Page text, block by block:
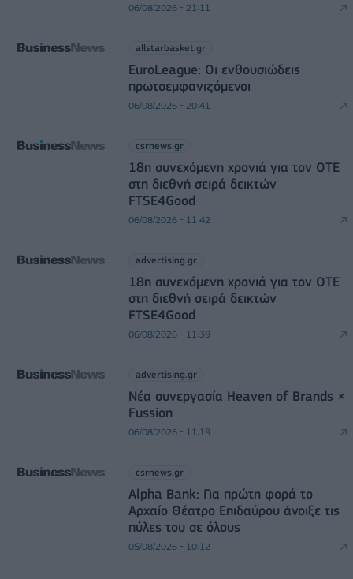
06/08/2026 - 21:11
allstarbasket.gr
EuroLeague: Οι ενθουσιώδεις
πρωτοεμφανιζόμενοι
06/08/2026 - 20:41
csrnews.gr
18η συνεχόμενη χρονιά για τον ΟΤΕ
στη διεθνή σειρά δεικτών
FTSE4Good
06/08/2026 - 11:42
advertising.gr
18η συνεχόμενη χρονιά για τον ΟΤΕ
στη διεθνή σειρά δεικτών
FTSE4Good
06/08/2026 - 11:39
advertising.gr
Νέα συνεργασία Heaven of Brands ×
Fussion
06/08/2026 - 11:19
csrnews.gr
Alpha Bank: Για πρώτη φορά το
Αρχαίο Θέατρο Επιδαύρου άνοιξε τις
πύλες του σε όλους
05/08/2026 - 10:12